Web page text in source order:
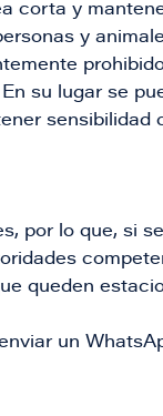
corta y
y
su lugar se
sensibilidad
por lo que, si
queden
un